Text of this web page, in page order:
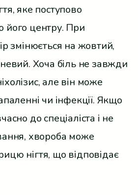
яке поступово
його центру. При
змінюється на жовтий,
Хоча біль не завжди
але він може
чи інфекції. Якщо
до спеціаліста і не
хвороба може
нігтя, що відповідає